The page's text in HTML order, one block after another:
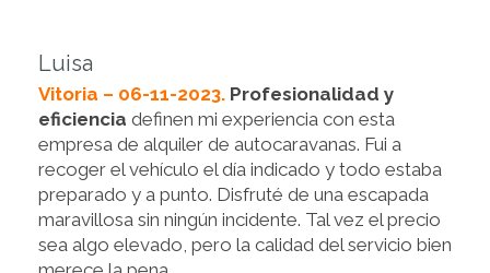
Luisa
Vitoria – 06-11-2023. Profesionalidad y
eficiencia definen mi experiencia con esta
empresa de alquiler de autocaravanas. Fui a
recoger el vehículo el día indicado y todo estaba
preparado y a punto. Disfruté de una escapada
maravillosa sin ningún incidente. Tal vez el precio
sea algo elevado, pero la calidad del servicio bien